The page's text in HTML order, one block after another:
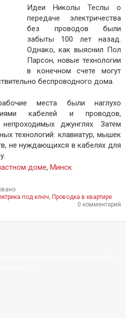
Идеи Николы Теслы о
передаче электричества
без проводов были
забыты 100 лет назад.
Однако, как выяснил Пол
Парсон, новые технологии
в конечном счете могут
беспроводного дома.
места были наглухо
кабелей и проводов,
джунглях. Затем
технологий: клавиатур, мышек
не нуждающихся в кабелях для
доме, Минск
под ключ Проводка в квартире
0 комментарий